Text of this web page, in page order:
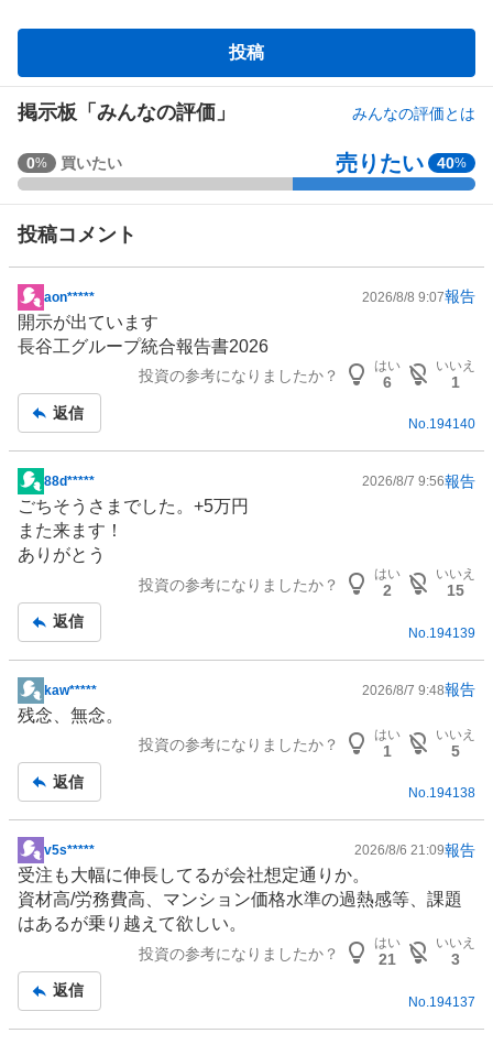
板
投稿
掲示板「みんなの評価」 みんなの評価とは
強
く
い
い
0
%
、
た
い
0
%
、
様
見
0
、
売
た
0
%
、
強
く
売
た
い
4
0% 買いたい 売りたい 40%
投稿コメント
掲
示
板
aon***** 2026/8/8 9:07報告
開示が出ています
長谷工グループ統合報告書2026
投資の参考になりましたか？
はい
6
いいえ
1
返信
No.194140
掲
示
板
記
88d***** 2026/8/7 9:56報告
ごちそうさまでした。+5万円
また来ます！
ありがとう
投資の参考になりましたか？
はい
2
いいえ
15
返信
No. 194139
掲
示
事
kaw***** 2026/8/7 9:48報告
残念、無念。
投資の参考になりましたか？
はい
1
いいえ
5
返信
No.194138
掲
示
板
記
v5s***** 2026/8/6 21:09報告
受注も大幅に伸長してるが会社想定通りか。
資材高/労務費高、 マンション価格水準の過熱感等、課題
はあるが乗り越えて欲しい。
投資の参考になりましたか？
はい
21
いいえ
3
返信
No. 194137